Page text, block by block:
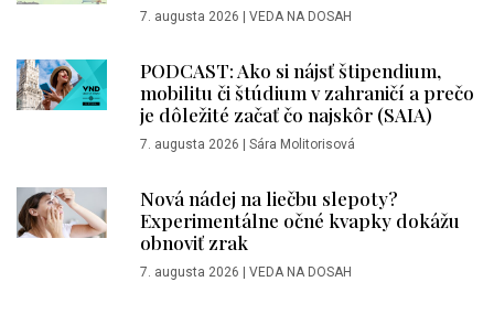
7. augusta 2026 | VEDA NA DOSAH
PODCAST: Ako si nájsť štipendium,
mobilitu či štúdium v zahraničí a prečo
je dôležité začať čo najskôr (SAIA)
7. augusta 2026 | Sára Molitorisová
Nová nádej na liečbu slepoty?
Experimentálne očné kvapky dokážu
obnoviť zrak
7. augusta 2026 | VEDA NA DOSAH